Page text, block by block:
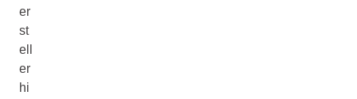
er
st
ell
er
hi